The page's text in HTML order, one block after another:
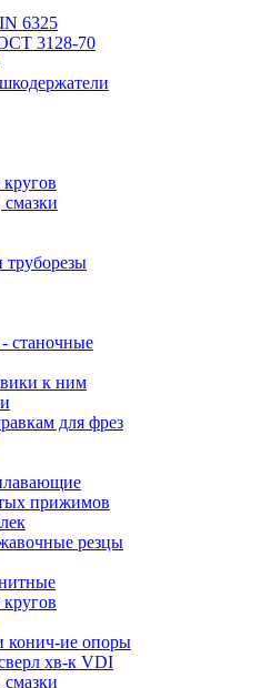
6325
3128-70
станочные
к ним
для фрез
прижимов
резцы
конич-ие опоры
хв-к VDI